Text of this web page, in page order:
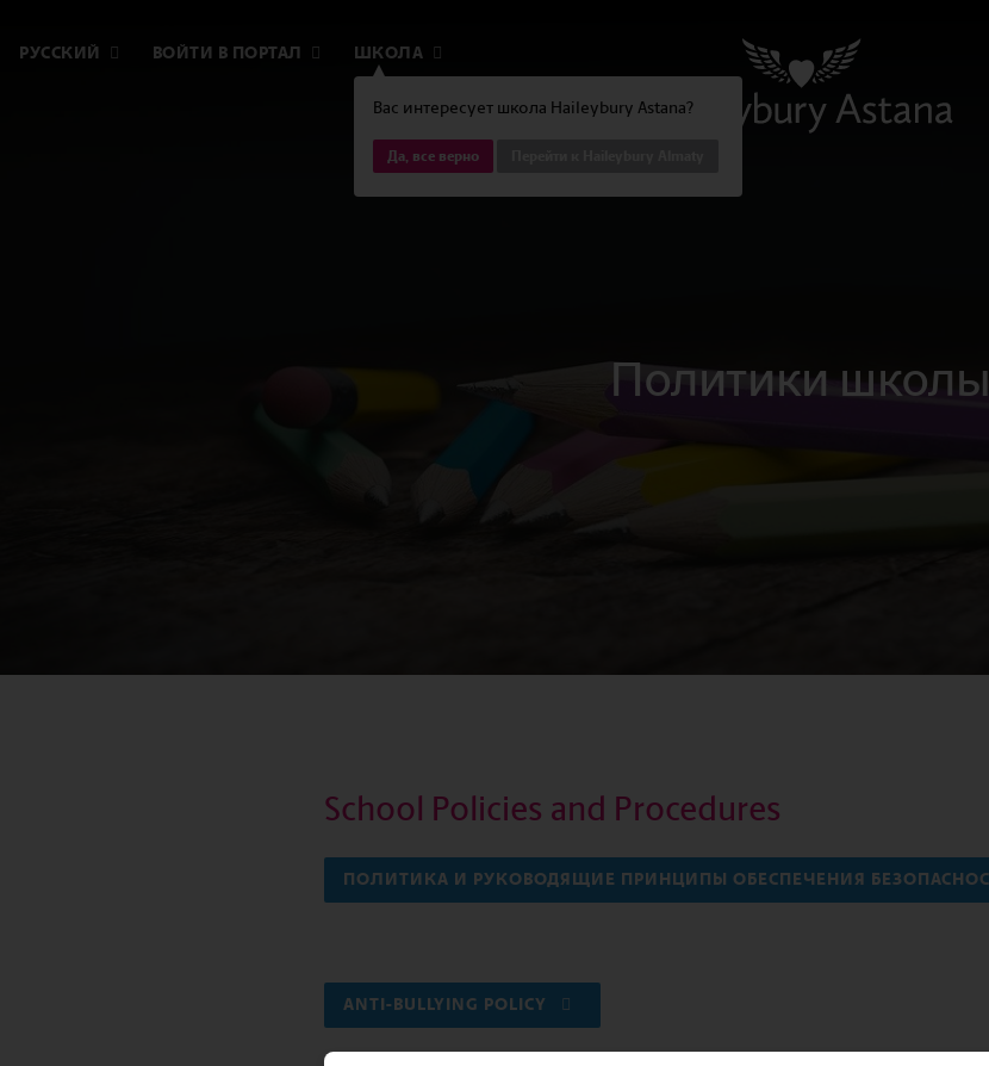
РУССКИЙ ВОЙТИ В ПОРТАЛ
Вас интересует школа Haileybury Astana?
Да, все верно
ШКОЛА
Политики школы
School Policies and Procedures
ПОЛИТИКА И РУКОВОДЯЩИЕ ПРИНЦИПЫ ОБЕСПЕЧЕНИЯ
ANTI-BULLYING POLICY